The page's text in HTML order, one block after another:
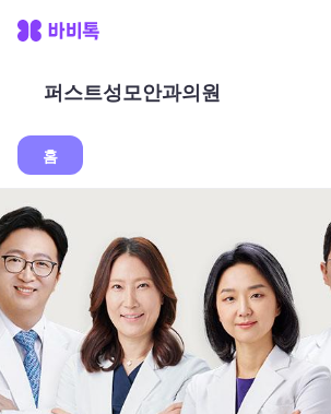
퍼스트성모안과의원
홈